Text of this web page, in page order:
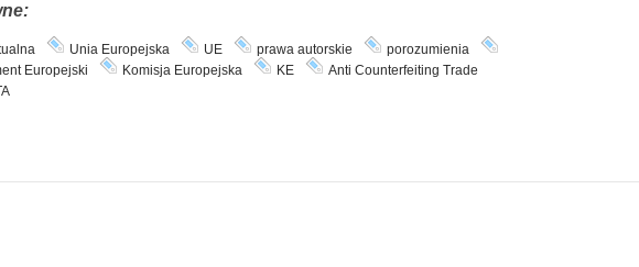
Unia Europejska UE prawa autorskie
porozumienia
Europejski Komisja Europejska KE
Anti Counterfeiting Trade